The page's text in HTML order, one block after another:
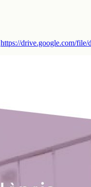
https://drive.google.com/